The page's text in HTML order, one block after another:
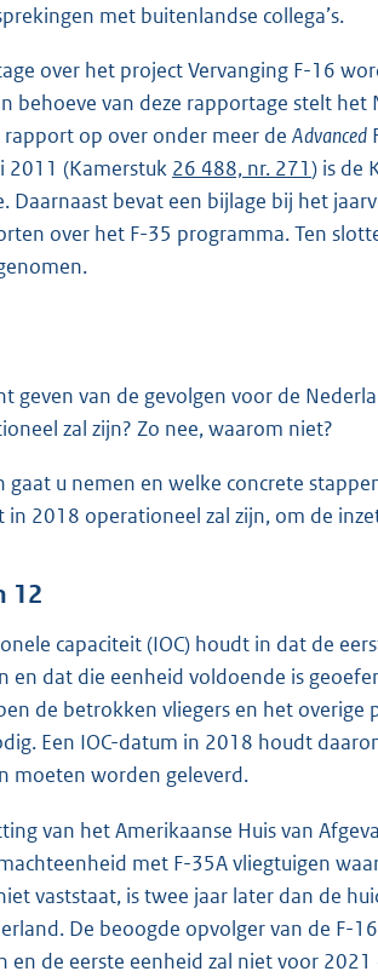
met buitenlandse collega’s.
over het project Vervanging F-16
behoeve van deze rapportage stelt
op over onder meer de Advanced
2011 (Kamerstuk 26 488, nr. 271) is de
Daarnaast bevat een bijlage bij het
over het F-35 programma. Ten
geven van de gevolgen voor de
zal zijn? Zo nee, waarom niet?
gaat u nemen en welke concrete
in 2018 operationeel zal zijn, om de
12
capaciteit (IOC) houdt in dat de
en dat die eenheid voldoende is
de betrokken vliegers en het
Een IOC-datum in 2018 houdt
moeten worden geleverd.
van het Amerikaanse Huis van
met F-35A vliegtuigen
vaststaat, is twee jaar later dan de
De beoogde opvolger van de F-
en de eerste eenheid zal niet voor